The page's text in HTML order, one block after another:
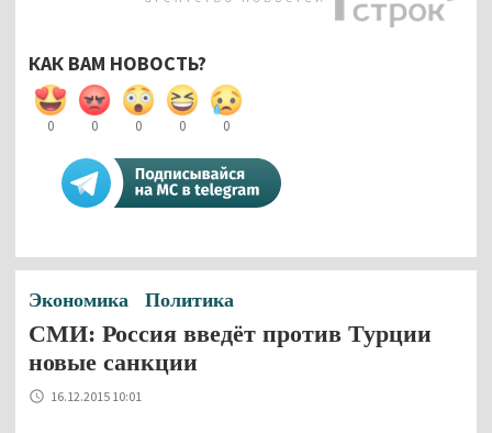
КАК ВАМ НОВОСТЬ?
0 0 0 0 0
Экономика Политика
СМИ: Россия введёт против Турции
новые санкции
16.12.2015 10:01